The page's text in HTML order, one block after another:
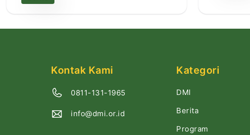
Kontak Kami
0811-131-1965
info@dmi.or.id
Kategori
DMI
Berita
Program